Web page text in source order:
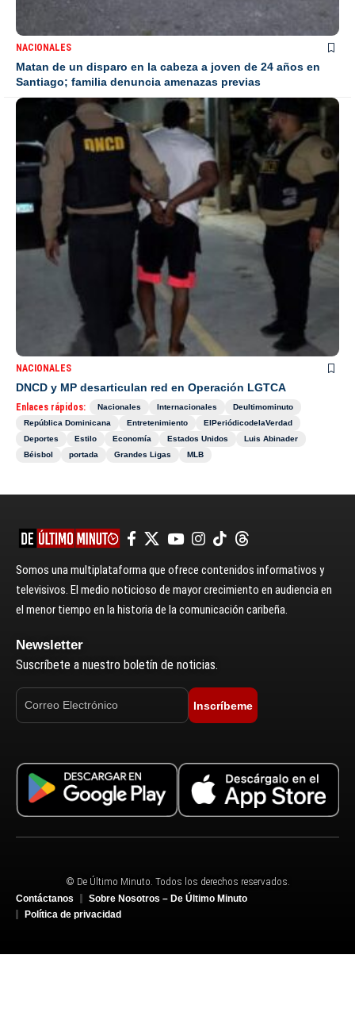
NACIONALES
Matan de un disparo en la cabeza a joven de 24 años en
Santiago; familia denuncia amenazas previas
NACIONALES
DNCD y MP desarticulan red en Operación LGTCA
Enlaces rápidos: Nacionales Internacionales
Deultimominuto
República Dominicana
Entretenimiento
ElPeriódicodelaVerdad
Deportes
Estilo Economía Estados Unidos
Luis Abinader
Béisbol
portada Grandes Ligas MLB
Somos una multiplataforma que ofrece contenidos informativos y
televisivos. El medio noticioso de mayor crecimiento en audiencia en
el menor tiempo en la historia de la comunicación caribeña.
Newsletter
Suscríbete a nuestro boletín de noticias.
Inscríbeme
© De Último Minuto. Todos los derechos reservados.
Contáctanos
Sobre Nosotros – De Último Minuto
Política de privacidad